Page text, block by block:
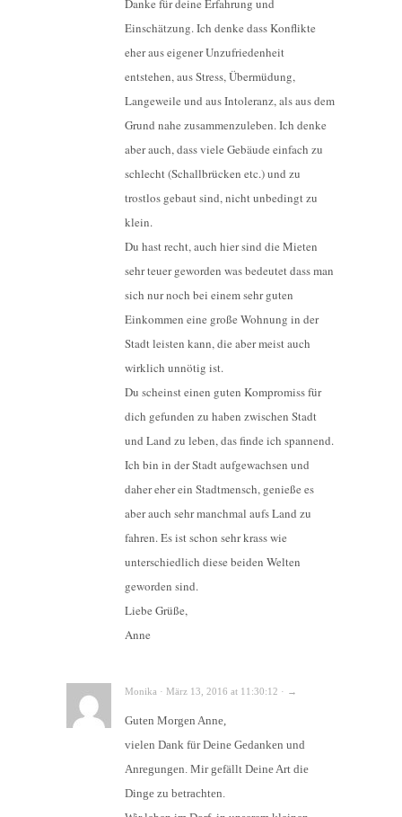
Danke für deine Erfahrung und
Einschätzung. Ich denke dass Konflikte
eher aus eigener Unzufriedenheit
entstehen, aus Stress, Übermüdung,
Langeweile und aus Intoleranz, als aus dem
Grund nahe zusammenzuleben. Ich denke
aber auch, dass viele Gebäude einfach zu
schlecht (Schallbrücken etc.) und zu
trostlos gebaut sind, nicht unbedingt zu
klein.
Du hast recht, auch hier sind die Mieten
sehr teuer geworden was bedeutet dass man
sich nur noch bei einem sehr guten
Einkommen eine große Wohnung in der
Stadt leisten kann, die aber meist auch
wirklich unnötig ist.
Du scheinst einen guten Kompromiss für
dich gefunden zu haben zwischen Stadt
und Land zu leben, das finde ich spannend.
Ich bin in der Stadt aufgewachsen und
daher eher ein Stadtmensch, genieße es
aber auch sehr manchmal aufs Land zu
fahren. Es ist schon sehr krass wie
unterschiedlich diese beiden Welten
geworden sind.
Liebe Grüße,
Anne
Monika · März 13, 2016 at 11:30:12 · →
Guten Morgen Anne,
vielen Dank für Deine Gedanken und
Anregungen. Mir gefällt Deine Art die
Dinge zu betrachten.